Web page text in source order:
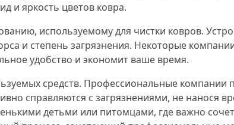
и яркость цветов ковра.
используемому для чистки ковров.
и степень загрязнения. Некоторые
удобство и экономит ваше время.
средств. Профессиональные
справляются с загрязнениями, не нанося
детьми или питомцами, где важно